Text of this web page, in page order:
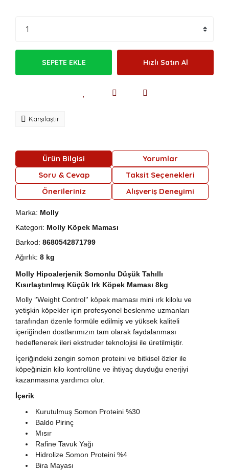
SEPETE EKLE Hızlı Satın Al
Karşılaştır
Ürün Bilgisi
Yorumlar
Soru & Cevap
Taksit Seçenekleri
Önerileriniz
Alışveriş Deneyimi
Marka: Molly
Kategori: Molly Köpek Maması
Barkod: 8680542871799
Ağırlık: 8 kg
Molly Hipoalerjenik Somonlu Düşük Tahıllı
Kısırlaştırılmış Küçük Irk Köpek Maması 8kg
Molly ‘'Weight Control‘' köpek maması mini ırk kilolu ve
yetişkin köpekler için profesyonel beslenme uzmanları
tarafından özenle formüle edilmiş ve yüksek kaliteli
içeriğinden dostlarımızın tam olarak faydalanması
hedeflenerek ileri ekstruder teknolojisi ile üretilmiştir.
İçeriğindeki zengin somon proteini ve bitkisel özler ile
köpeğinizin kilo kontrolüne ve ihtiyaç duyduğu enerjiyi
kazanmasına yardımcı olur.
İçerik
Kurutulmuş Somon Proteini %30
Baldo Pirinç
Mısır
Rafine Tavuk Yağı
Hidrolize Somon Proteini %4
Bira Mayası